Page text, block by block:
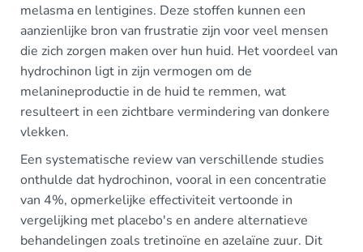
melasma en lentigines. Deze stoffen kunnen een
aanzienlijke bron van frustratie zijn voor veel mensen
die zich zorgen maken over hun huid. Het voordeel van
hydrochinon ligt in zijn vermogen om de
melanineproductie in de huid te remmen, wat
resulteert in een zichtbare vermindering van donkere
vlekken.
Een systematische review van verschillende studies
onthulde dat hydrochinon, vooral in een concentratie
van 4%, opmerkelijke effectiviteit vertoonde in
vergelijking met placebo's en andere alternatieve
behandelingen zoals tretinoïne en azelaïne zuur. Dit